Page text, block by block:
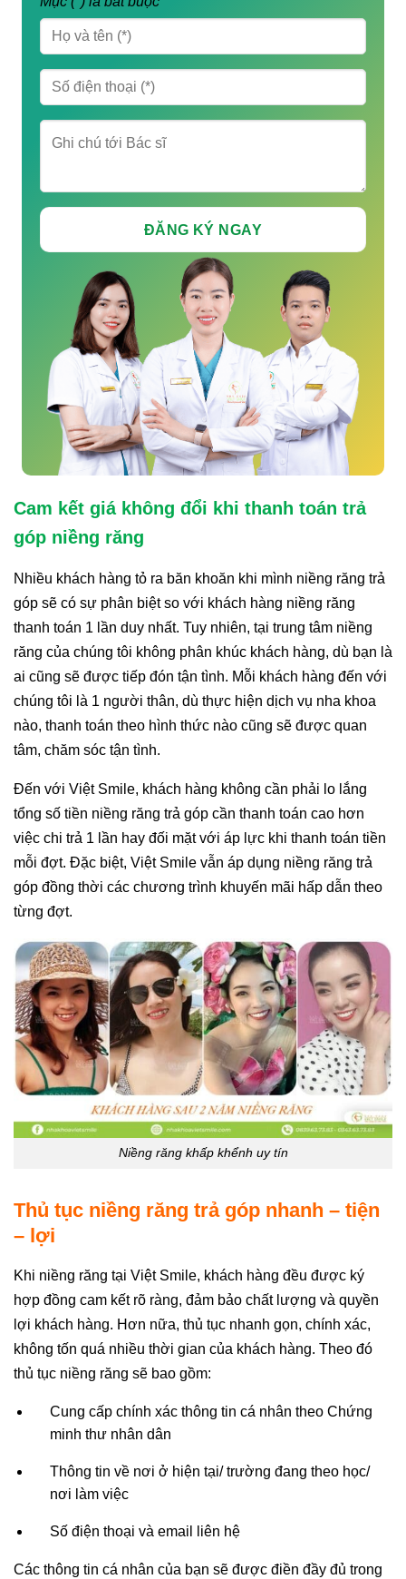
Cam kết giá không đổi khi thanh toán trả
góp niềng răng
Nhiều khách hàng tỏ ra băn khoăn khi mình niềng răng trả
góp sẽ có sự phân biệt so với khách hàng niềng răng
thanh toán 1 lần duy nhất. Tuy nhiên, tại trung tâm niềng
răng của chúng tôi không phân khúc khách hàng, dù bạn là
ai cũng sẽ được tiếp đón tận tình. Mỗi khách hàng đến với
chúng tôi là 1 người thân, dù thực hiện dịch vụ nha khoa
nào, thanh toán theo hình thức nào cũng sẽ được quan
tâm, chăm sóc tận tình.
Đến với Việt Smile, khách hàng không cần phải lo lắng
tổng số tiền niềng răng trả góp cần thanh toán cao hơn
việc chi trả 1 lần hay đối mặt với áp lực khi thanh toán tiền
mỗi đợt. Đặc biệt, Việt Smile vẫn áp dụng niềng răng trả
góp đồng thời các chương trình khuyến mãi hấp dẫn theo
từng đợt.
Niềng răng khấp khểnh uy tín
Thủ tục niềng răng trả góp nhanh – tiện
– lợi
Khi niềng răng tại Việt Smile, khách hàng đều được ký
hợp đồng cam kết rõ ràng, đảm bảo chất lượng và quyền
lợi khách hàng. Hơn nữa, thủ tục nhanh gọn, chính xác,
không tốn quá nhiều thời gian của khách hàng. Theo đó
thủ tục niềng răng sẽ bao gồm:
Cung cấp chính xác thông tin cá nhân theo Chứng
minh thư nhân dân
Thông tin về nơi ở hiện tại/ trường đang theo học/
nơi làm việc
Số điện thoại và email liên hệ
Các thông tin cá nhân của bạn sẽ được điền đầy đủ trong